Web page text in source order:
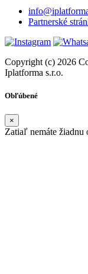
Partnerské
Copyright (c) 2026
Iplatforma s.r.o.
Obľúbené
×
Zatiaľ nemáte žiadnu